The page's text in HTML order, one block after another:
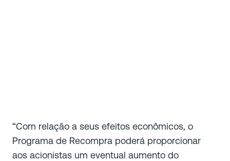
“Com relação a seus efeitos econômicos, o
Programa de Recompra poderá proporcionar
aos acionistas um eventual aumento do